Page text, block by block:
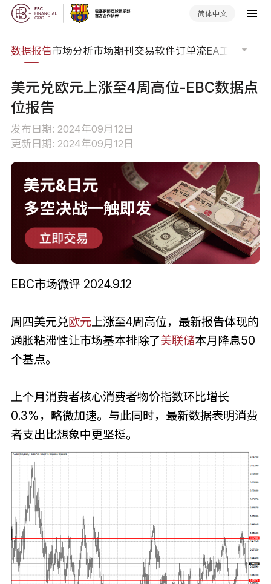
简体中文
数据报告市场分析市场期刊交易软件订单流EA工具库
美元兑欧元上涨至4周高位-EBC数据点
位报告
发布日期: 2024年09月12日
更新日期: 2024年09月12日
EBC市场微评 2024.9.12
周四美元兑欧元上涨至4周高位，最新报告体现的
通胀粘滞性让市场基本排除了美联储本月降息50
个基点。
上个月消费者核心消费者物价指数环比增长
0.3%，略微加速。与此同时，最新数据表明消费
者支出比想象中更坚挺。